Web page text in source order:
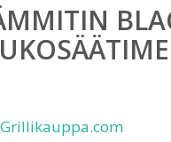
Grillikauppa.com